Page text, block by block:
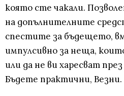
която сте чакали.
на допълнителните
спестите за бъдещето,
импулсивно за неща,
или да не ви харесват
Бъдете практични, Везни.